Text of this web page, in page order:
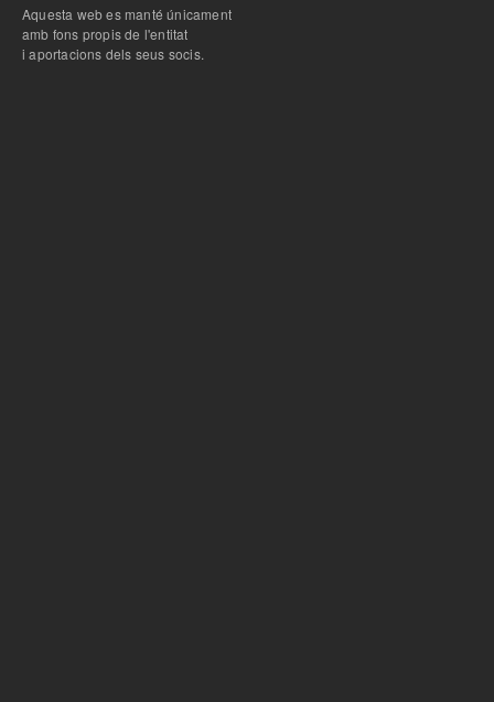
Aquesta web es manté únicament
amb fons propis de l'entitat
i aportacions dels seus socis.